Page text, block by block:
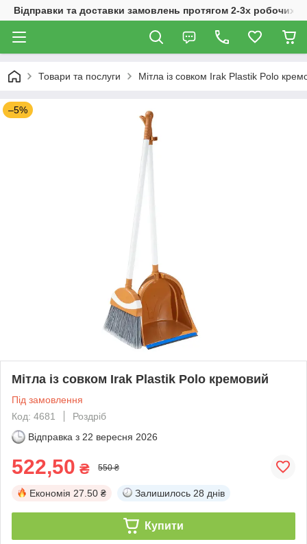
Відправки та доставки замовлень протягом 2-3х робочих
Товари та послуги Мітла із совком Irak Plastik Polo
–5%
Мітла із совком Irak Plastik Polo кремовий
Під замовлення
Код: 4681
Роздріб
Відправка з 22 вересня 2026
522,50 ₴ 550 ₴
Економія 27.50 ₴ Залишилось 28 днів
Купити